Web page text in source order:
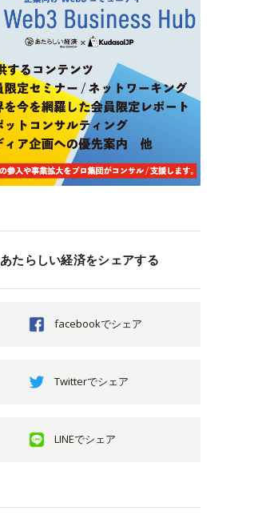
あたらしい経済をシェアする
facebookでシェア
Twitterでシェア
LINEでシェア